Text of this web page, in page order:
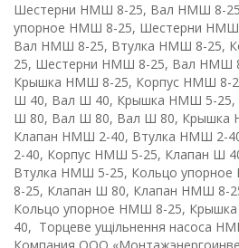
Шестерни НМШ 8-25, Вал НМШ 8-
упорное НМШ 8-25, Шестерни
Вал НМШ 8-25, Втулка НМШ 8-25,
25, Шестерни НМШ 8-25, Вал НМШ
Крышка НМШ 8-25, Корпус НМШ 8-
Ш 40, Вал Ш 40, Крышка НМШ 5-25,
Ш 80, Вал Ш 80, Вал Ш 80, Крышка
Клапан НМШ 2-40, Втулка НМШ 2-
2-40, Корпус НМШ 5-25, Клапан Ш
Втулка НМШ 5-25, Кольцо
8-25, Клапан Ш 80, Клапан НМШ 8-
Кольцо упорное НМШ 8-25,
40, Торцеве ущільнення насоса